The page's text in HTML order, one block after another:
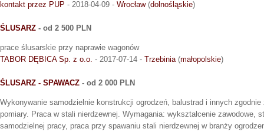
kontakt przez PUP - 2018-04-09 - Wrocław(dolnośląskie)
ŚLUSARZ - od 2 500 PLN
prace ślusarskie przy naprawie wagonów
TABOR DĘBICA Sp. z o.o. - 2017-07-14 - Trzebinia(małopolskie)
ŚLUSARZ - SPAWACZ - od 2 000 PLN
Wykonywanie samodzielnie konstrukcji ogrodzeń, balustrad i innych
pomiary. Praca w stali nierdzewnej. Wymagania: wykształcenie zawodowe,
samodzielnej pracy, praca przy spawaniu stali nierdzewnej w branży